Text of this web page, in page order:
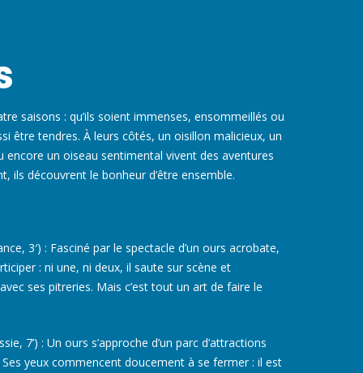
saisons : qu’ils soient immenses, ensommeillés ou
être tendres. À leurs côtés, un oisillon malicieux, un
un oiseau sentimental vivent des aventures
ils découvrent le bonheur d’être ensemble.
3′) : Fasciné par le spectacle d’un ours acrobate,
: ni une, ni deux, il saute sur scène et
ses pitreries. Mais c’est tout un art de faire le
7’) : Un ours s’approche d’un parc d’attractions
yeux commencent doucement à se fermer : il est